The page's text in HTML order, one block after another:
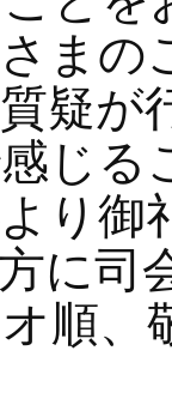
まの
疑が
じる
り御
に司
順、